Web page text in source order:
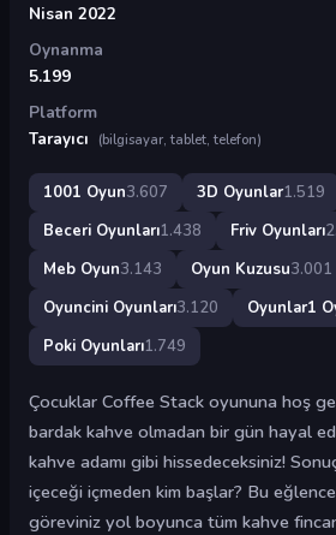
Nisan 2022
Oynanma
5.199
Platform
Tarayıcı
(bilgisayar, tablet, telefon)
1001 Oyun3.607 3D Oyunlar1.519
Beceri Oyunları1.438 Friv Oyunları
Meb Oyun3.143 Oyun Kuzusu3.001
Oyuncini Oyunları3.120 Oyunlar1
Poki Oyunları1.749
Çocuklar Coffee Stack oyununa hoş
bardak kahve olmadan bir gün hayal
kahve adamı gibi hissedeceksiniz!
içeceği içmeden kim başlar? Bu
göreviniz yol boyunca tüm kahve